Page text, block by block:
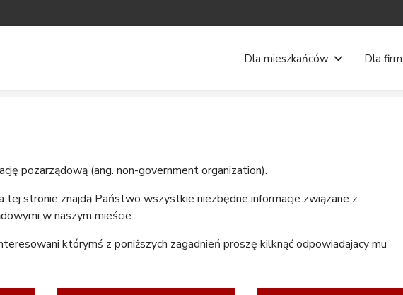
Dla mieszkańców Dla firm
pozarządową (ang. non-government organization).
tej stronie znajdą Państwo wszystkie niezbędne informacje związane z
w naszym mieście.
którymś z poniższych zagadnień proszę kilknąć odpowiadajacy mu